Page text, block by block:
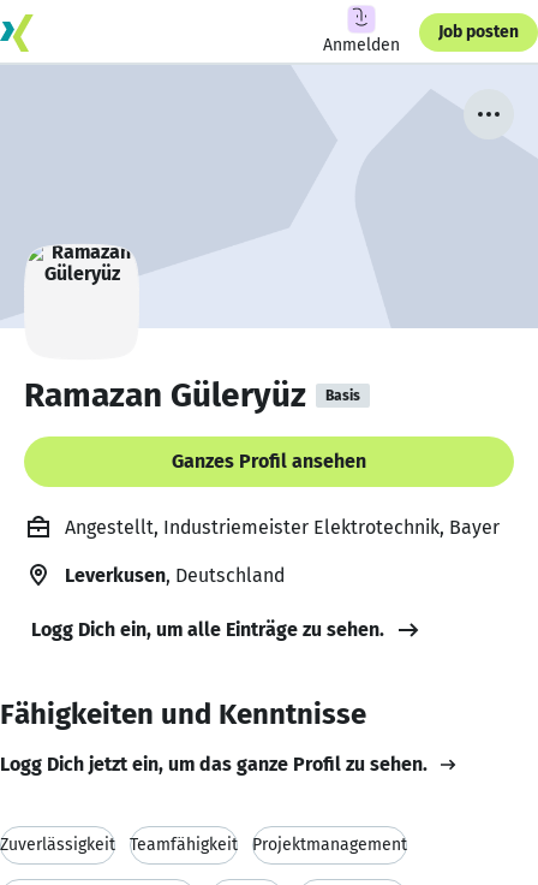
Anmelden
Job posten
Ramazan Güleryüz Basis
Ganzes Profil ansehen
Angestellt, Industriemeister Elektrotechnik, Bayer
Leverkusen, Deutschland
Logg Dich ein, um alle Einträge zu sehen.
Fähigkeiten und Kenntnisse
Logg Dich jetzt ein, um das ganze Profil zu sehen.
Zuverlässigkeit Teamfähigkeit Projektmanagement